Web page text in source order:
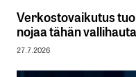
Verkostovaikutus
nojaa tähän
27.7.2026